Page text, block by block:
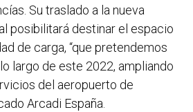
Su traslado a la nueva
posibilitará destinar el espacio
de carga, “que pretendemos
largo de este 2022, ampliando
del aeropuerto de
Arcadi España.